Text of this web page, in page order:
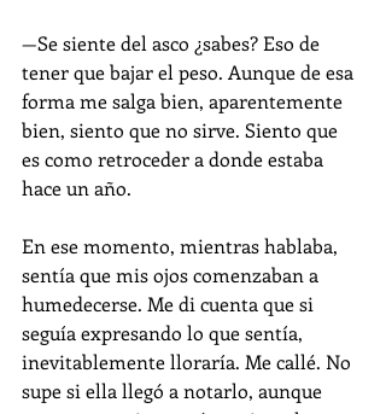
—Se siente del asco ¿sabes? Eso de
tener que bajar el peso. Aunque de esa
forma me salga bien, aparentemente
bien, siento que no sirve. Siento que
es como retroceder a donde estaba
hace un año.
En ese momento, mientras hablaba,
sentía que mis ojos comenzaban a
humedecerse. Me di cuenta que si
seguía expresando lo que sentía,
inevitablemente lloraría. Me callé. No
supe si ella llegó a notarlo, aunque